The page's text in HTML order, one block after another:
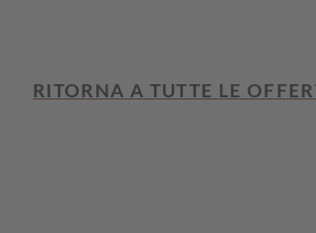
RITORNA A TUTTE LE